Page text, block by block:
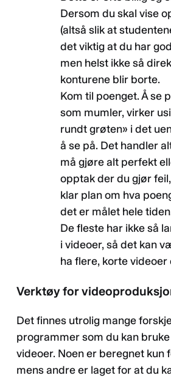
Dersom du skal vise
(altså slik at
det viktig at du har
men helst ikke så
konturene blir borte.
Kom til poenget. Å se
som mumler, virker
rundt grøten» i det
å se på. Det handler
må gjøre alt perfekt
opptak der du gjør
klar plan om hva
det er målet hele
De fleste har ikke så
i videoer, så det kan
ha flere, korte videoer
Verktøy for
Det finnes utrolig mange
programmer som du kan
videoer. Noen er beregnet kun
mens andre er laget for at du